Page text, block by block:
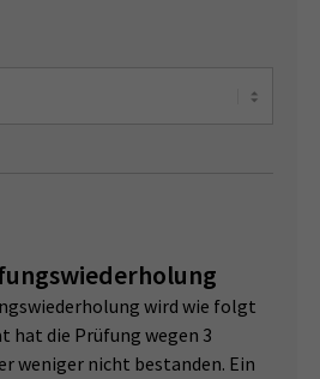
wird wie folgt
hat die Prüfung wegen 3
weniger nicht bestanden. Ein